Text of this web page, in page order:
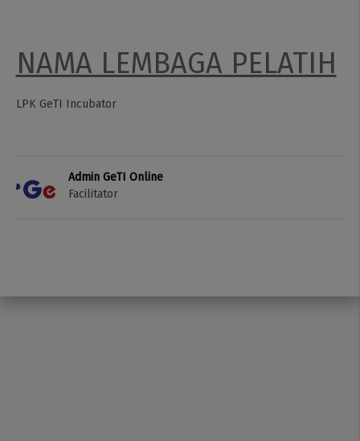
NAMA LEMBAGA PELATIH
LPK GeTI Incubator
Admin GeTI Online
Facilitator